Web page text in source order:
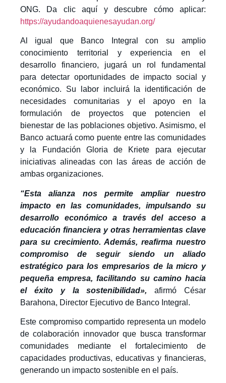
ONG. Da clic aquí y descubre cómo aplicar:
https://ayudandoaquienesayudan.org/
Al igual que Banco Integral con su amplio
conocimiento territorial y experiencia en el
desarrollo financiero, jugará un rol fundamental
para detectar oportunidades de impacto social y
económico. Su labor incluirá la identificación de
necesidades comunitarias y el apoyo en la
formulación de proyectos que potencien el
bienestar de las poblaciones objetivo. Asimismo, el
Banco actuará como puente entre las comunidades
y la Fundación Gloria de Kriete para ejecutar
iniciativas alineadas con las áreas de acción de
ambas organizaciones.
“Esta alianza nos permite ampliar nuestro
impacto en las comunidades, impulsando su
desarrollo económico a través del acceso a
educación financiera y otras herramientas clave
para su crecimiento. Además, reafirma nuestro
compromiso de seguir siendo un aliado
estratégico para los empresarios de la micro y
pequeña empresa, facilitando su camino hacia
el éxito y la sostenibilidad», afirmó César
Barahona, Director Ejecutivo de Banco Integral.
Este compromiso compartido representa un modelo
de colaboración innovador que busca transformar
comunidades mediante el fortalecimiento de
capacidades productivas, educativas y financieras,
generando un impacto sostenible en el país.